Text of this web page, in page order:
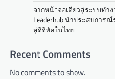
จากหน้าจอเดียวสู่ระบบทำ
Leaderhub นำประสบการ
สู่ดิจิทัลในไทย
Recent Comments
No comments to show.